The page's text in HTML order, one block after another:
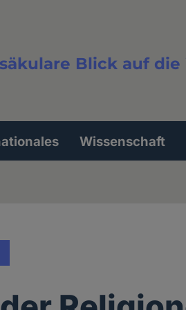
Blick auf die
Wissenschaft